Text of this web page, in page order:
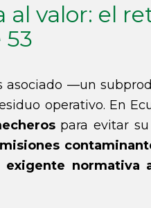
al valor: el
asociado —un
operativo. En
para evitar su
exigente normativa